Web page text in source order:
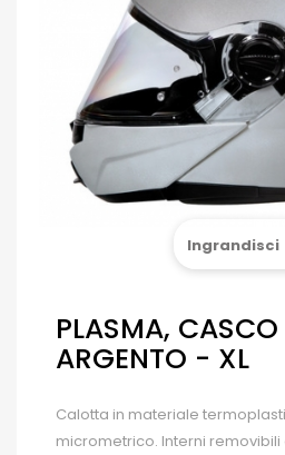
Ingrandisci
PLASMA,
ARGENTO - XL
Calotta in materiale
micrometrico. Interni removibili